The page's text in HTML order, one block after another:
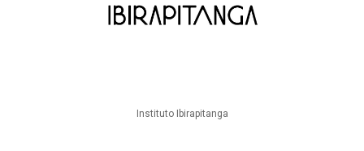
Instituto Ibirapitanga